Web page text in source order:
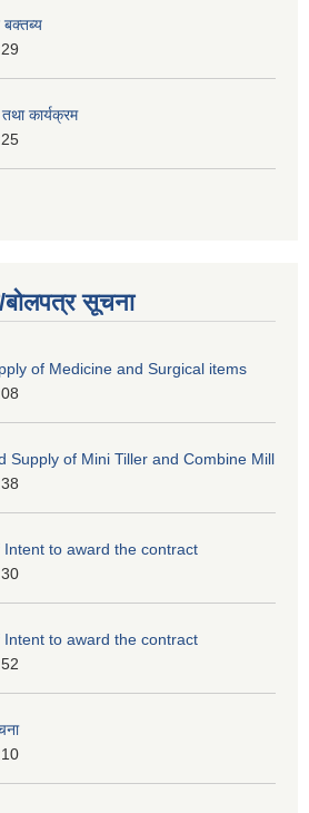
कार्यक्रम
बोलपत्र सूचना
of Medicine and Surgical items
Supply of Mini Tiller and Combine Mill
to award the contract
to award the contract